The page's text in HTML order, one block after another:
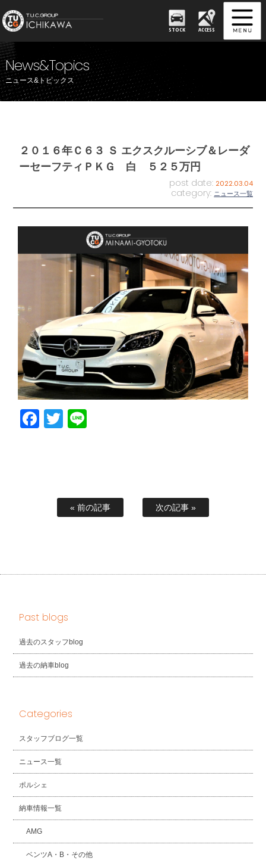
STOCK ACCESS
News&Topics
ニュース&トピックス
２０１６年Ｃ６３ Ｓ エクスクルーシブ＆レーダ
ーセーフティＰＫＧ 白 ５２５万円
post date: 2022.03.04
category: ニュース一覧
Facebook
Twitter
« 前の記事 次の記事 »
Past blogs
過去のスタッフblog
過去の納車blog
Categories
スタッフブログ一覧
ニュース一覧
ポルシェ
納車情報一覧
AMG
ベンツA・B・その他